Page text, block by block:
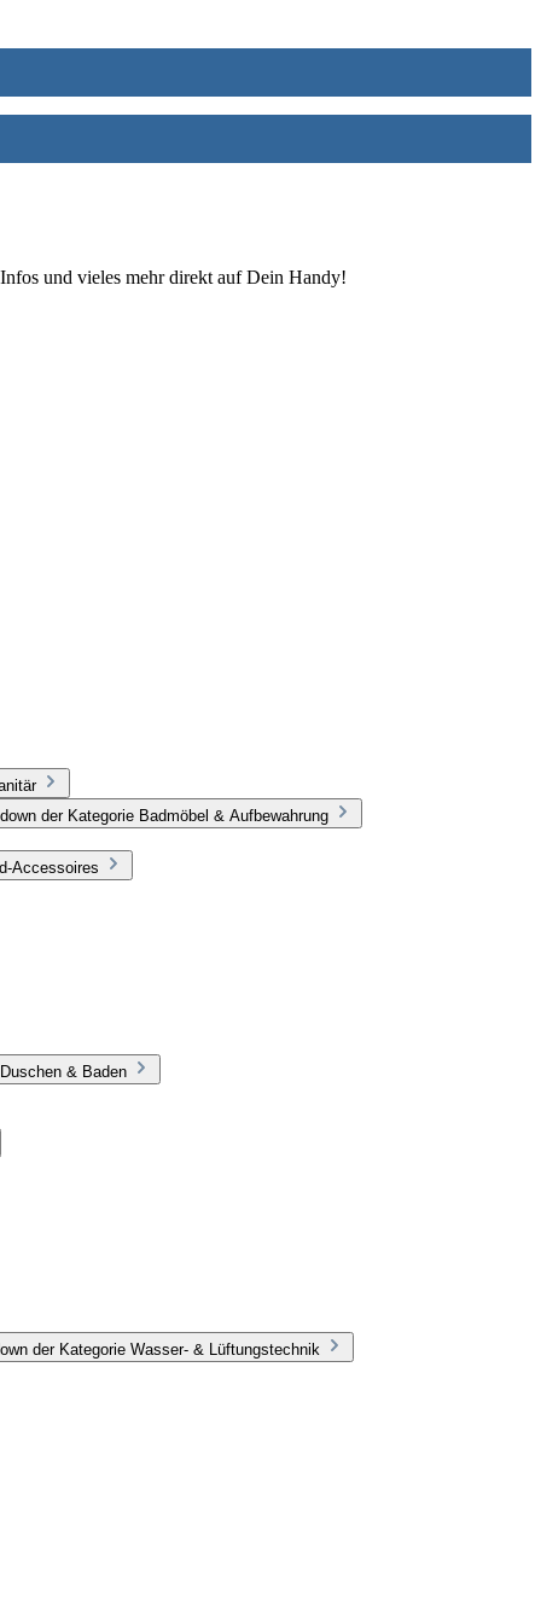
und vieles mehr direkt auf Dein Handy!
der Kategorie Badmöbel & Aufbewahrung
Accessoires
& Baden
der Kategorie Wasser- & Lüftungstechnik